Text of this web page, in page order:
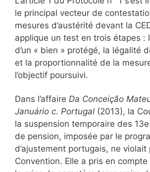
le principal vecteur de
mesures d’austérité devant la
applique un test en trois étapes :
d’un « bien » protégé, la légalité
et la proportionnalité de la
l’objectif poursuivi.
Dans l’affaire Da Conceição
Januário c. Portugal (2013), la
la suspension temporaire des
de pension, imposée par le
d’ajustement portugais, ne violait
Convention. Elle a pris en